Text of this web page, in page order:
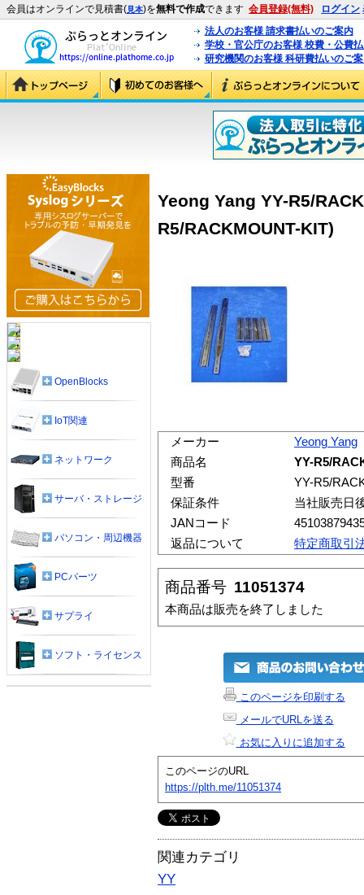
会員はオンラインで見積書(見本)を無料で作成できます 会員登録(無料) ログイン
法人のお客様 請求書払いのご案内
学校・官公庁のお客様 校費・公費
研究機関のお客様 科研費払いのご
Yeong Yang YY-R5/
R5/RACKMOUNT-KIT)
メーカー
Yeong Yang
商品名
YY-R5/
型番
YY-R5/
保証条件
当社販売日
JANコード
返品について
特定商取引
商品番号 11051374
本商品は販売を終了しました
このページを印刷する
メールでURLを送る
お気に入りに追加する
このページのURL
https://plth.me/11051374
関連カテゴリ
YY
OpenBlocks
IoT関連
ネットワーク
サーバ・ストレージ
パソコン・周辺機器
PCパーツ
サプライ
ソフト・ライセンス